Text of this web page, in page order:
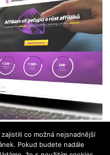
článku je tu jedna, která je
co možná nejsnadnější
Pokud budete nadále